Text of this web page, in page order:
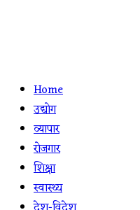
Home
उद्योग
व्यापार
रोजगार
शिक्षा
स्वास्थ्य